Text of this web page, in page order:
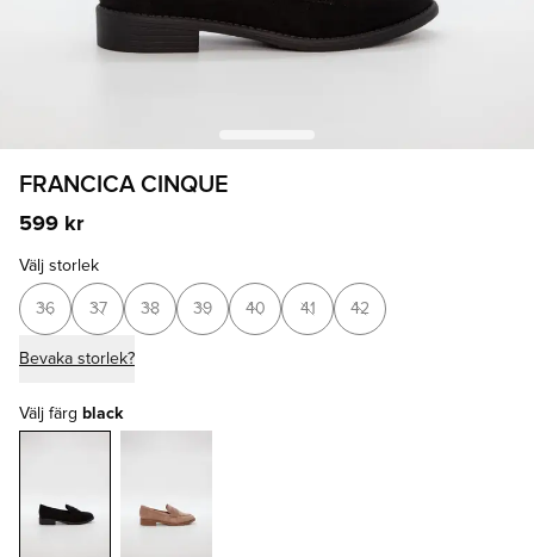
FRANCICA CINQUE
599 kr
Välj storlek
36 37 38 39 40 41 42
Bevaka storlek?
Välj färg black